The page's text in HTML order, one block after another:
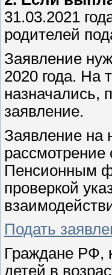
31.03.2021
родителей
Заявление
2020 года. На
назначались,
заявление.
Заявление на
рассмотрение
Пенсионным
проверкой
Подать
Граждане РФ,
детей в